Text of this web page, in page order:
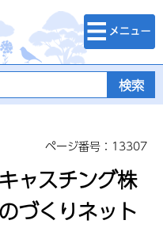
検索・メニュ
ー
ページ番号：13307
ャスチング株
づくりネット